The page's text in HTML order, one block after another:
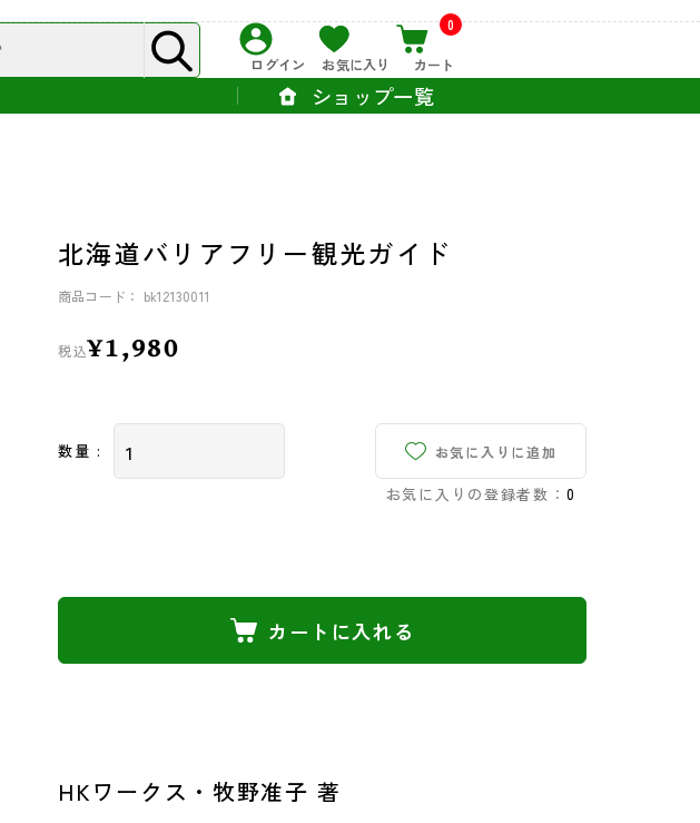
ログイン お気に入り
0
カート
ショップ一覧
北海道バリアフリー観光ガイド
商品コード： bk12130011
税込¥1,980
数量 : お気に入りに追加
お気に入りの登録者数： 0
カートに入れる
HKワークス・牧野准子 著